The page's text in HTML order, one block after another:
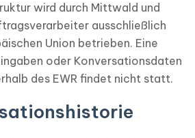
wird durch Mittwald und
ausschließlich
Union betrieben. Eine
oder Konversationsdaten
des EWR findet nicht statt.